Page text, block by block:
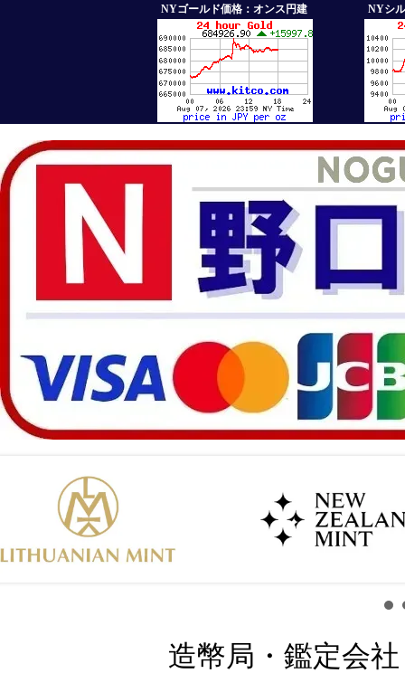
NYゴールド価格：オンス円建 NYシ
造幣局・鑑定会